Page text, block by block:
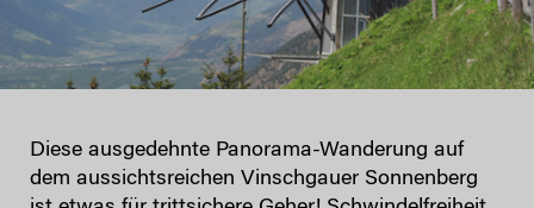
Diese ausgedehnte Panorama-Wanderung auf
dem aussichtsreichen Vinschgauer Sonnenberg